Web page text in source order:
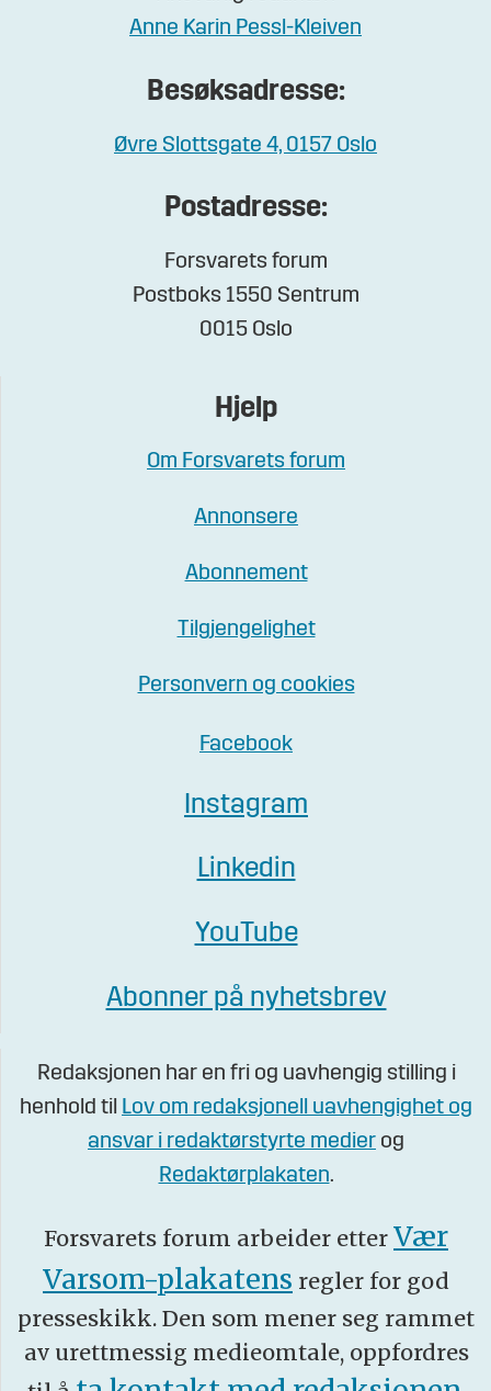
Anne Karin Pessl-Kleiven
Besøksadresse:
Øvre Slottsgate 4, 0157 Oslo
Postadresse:
Forsvarets forum
Postboks 1550 Sentrum
0015 Oslo
Hjelp
Om Forsvarets forum
Annonsere
Abonnement
Tilgjengelighet
Personvern og cookies
Facebook
Instagram
Linkedin
YouTube
Abonner på nyhetsbrev
Redaksjonen har en fri og uavhengig stilling i
henhold til Lov om redaksjonell uavhengighet og
ansvar i redaktørstyrte medier og
Redaktørplakaten.
Forsvarets forum arbeider etter Vær
Varsom-plakatens regler for god
presseskikk. Den som mener seg rammet
av urettmessig medieomtale, oppfordres